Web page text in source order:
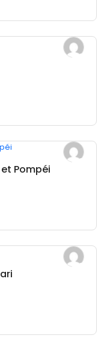
Pompéi